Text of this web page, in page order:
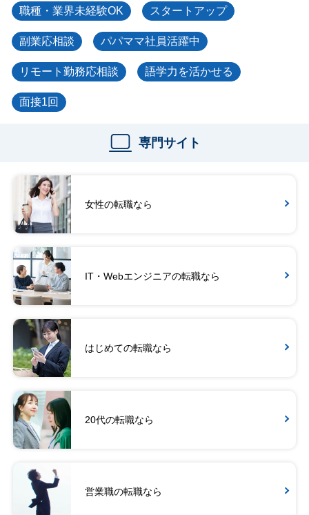
職種・業界未経験OK スタートアップ
副業応相談 パパママ社員活躍中
リモート勤務応相談 語学力を活かせる
面接1回
専門サイト
女性の転職なら
IT・Webエンジニアの転職なら
はじめての転職なら
20代の転職なら
営業職の転職なら